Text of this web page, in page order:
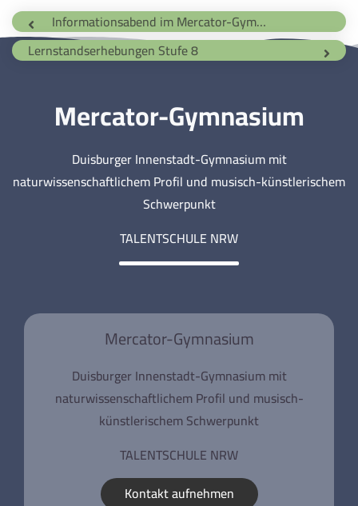
Informationsabend im Mercator-Gymnasium
Lernstandserhebungen Stufe 8
Mercator-Gymnasium
Duisburger Innenstadt-Gymnasium mit
naturwissenschaftlichem Profil und musisch-künstlerischem
Schwerpunkt
TALENTSCHULE NRW
Mercator-Gymnasium
Duisburger Innenstadt-Gymnasium mit
naturwissenschaftlichem Profil und musisch-
künstlerischem Schwerpunkt
TALENTSCHULE NRW
Kontakt aufnehmen